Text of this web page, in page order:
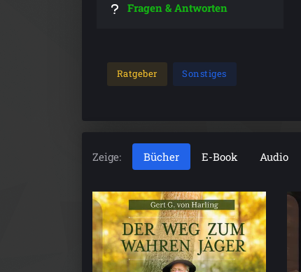
Fragen & Antworten
Ratgeber Sonstiges
Zeige: Bücher E-Book Audio